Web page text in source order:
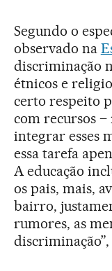
Segundo o
observado na
discriminação
étnicos e
certo respeito
com recursos
integrar esses
essa tarefa
A educação
os pais, mais,
bairro,
rumores, as